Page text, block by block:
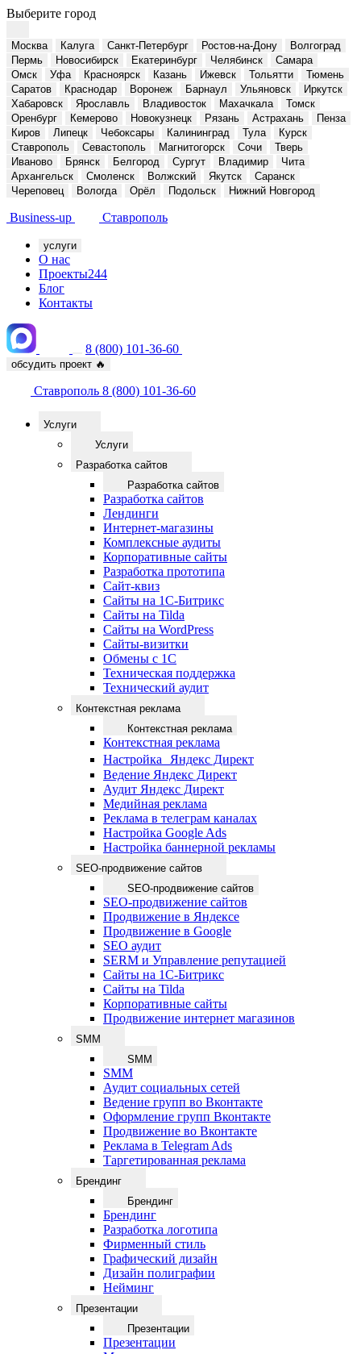
Выберите город
Москва Калуга Санкт-Петербург Ростов-на-Дону
Волгоград
Пермь
Новосибирск Екатеринбург Челябинск
Самара
Омск
Уфа Красноярск Казань Ижевск Тольятти
Тюмень
Саратов
Краснодар Воронеж Барнаул Ульяновск
Иркутск
Хабаровск
Ярославль Владивосток Махачкала
Томск
Оренбург
Кемерово Новокузнецк Рязань Астрахань
Пенза
Киров
Липецк Чебоксары Калининград Тула
Курск
Ставрополь
Севастополь Магнитогорск Сочи
Тверь
Иваново
Брянск Белгород Сургут Владимир
Чита
Архангельск
Смоленск Волжский Якутск
Саранск
Череповец
Вологда Орёл Подольск Нижний Новгород
Business-up Ставрополь
услуги
О нас
Проекты244
Блог
Контакты
8 (800) 101-36-60
обсудить проект 🔥
Ставрополь 8 (800) 101-36-60
Услуги
Услуги
Разработка сайтов
Разработка сайтов
Разработка сайтов
Лендинги
Интернет-магазины
Комплексные аудиты
Корпоративные сайты
Разработка прототипа
Сайт-квиз
Сайты на 1С-Битрикс
Сайты на Tilda
Сайты на WordPress
Сайты-визитки
Обмены с 1С
Техническая поддержка
Технический аудит
Контекстная реклама
Контекстная реклама
Контекстная реклама
Настройка Яндекс Директ
Ведение Яндекс Директ
Аудит Яндекс Директ
Медийная реклама
Реклама в телеграм каналах
Настройка Google Ads
Настройка баннерной рекламы
SEO-продвижение сайтов
SEO-продвижение сайтов
SEO-продвижение сайтов
Продвижение в Яндексе
Продвижение в Google
SEO аудит
SERM и Управление репутацией
Сайты на 1С-Битрикс
Сайты на Tilda
Корпоративные сайты
Продвижение интернет магазинов
SMM
SMM
SMM
Аудит социальных сетей
Ведение групп во Вконтакте
Оформление групп Вконтакте
Продвижение во Вконтакте
Реклама в Telegram Ads
Таргетированная реклама
Брендинг
Брендинг
Брендинг
Разработка логотипа
Фирменный стиль
Графический дизайн
Дизайн полиграфии
Нейминг
Презентации
Презентации
Презентации